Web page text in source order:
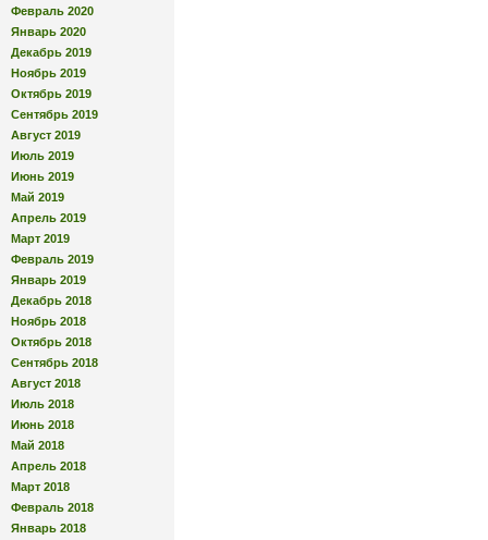
Февраль 2020
Январь 2020
Декабрь 2019
Ноябрь 2019
Октябрь 2019
Сентябрь 2019
Август 2019
Июль 2019
Июнь 2019
Май 2019
Апрель 2019
Март 2019
Февраль 2019
Январь 2019
Декабрь 2018
Ноябрь 2018
Октябрь 2018
Сентябрь 2018
Август 2018
Июль 2018
Июнь 2018
Май 2018
Апрель 2018
Март 2018
Февраль 2018
Январь 2018